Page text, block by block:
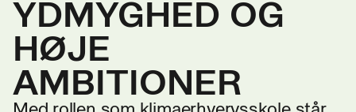
YDMYGHED OG
HØJE
AMBITIONER